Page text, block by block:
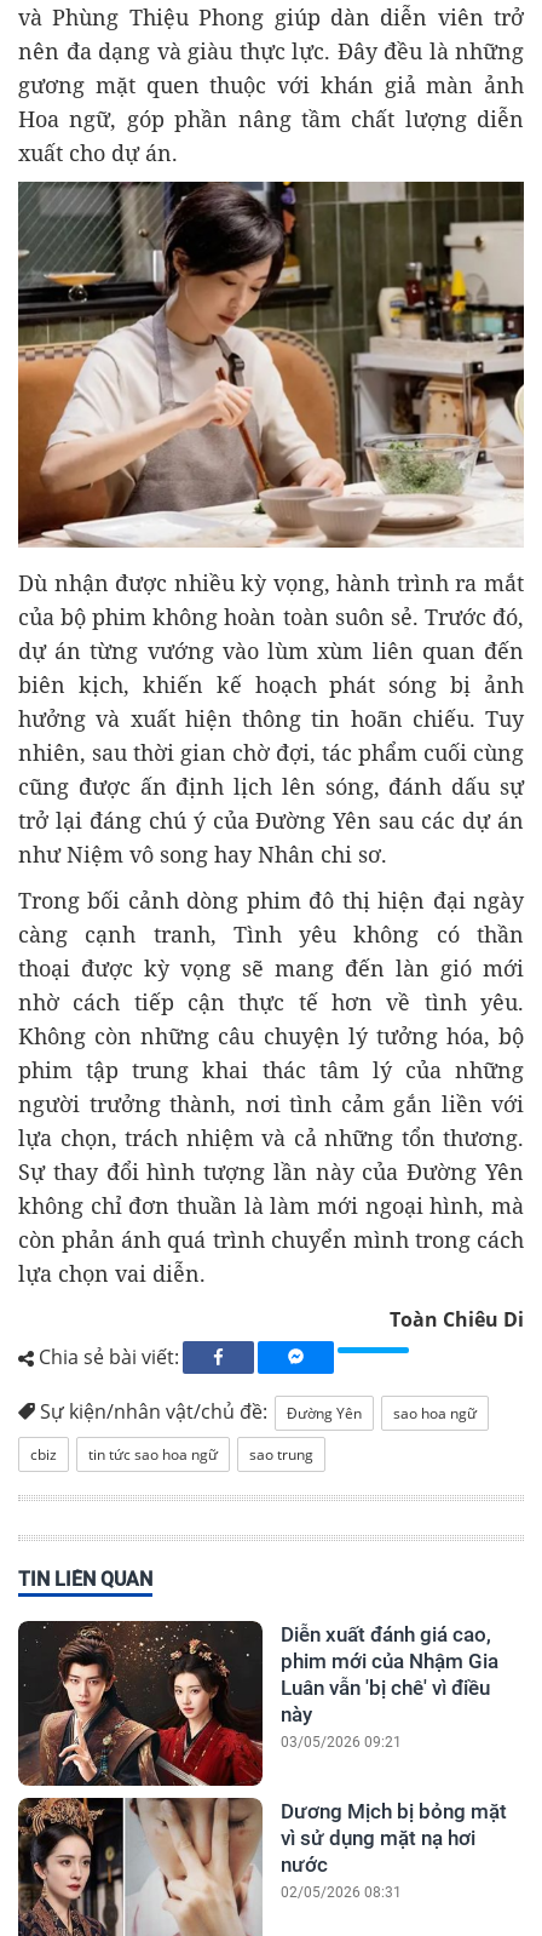
và Phùng Thiệu Phong giúp dàn diễn viên trở
nên đa dạng và giàu thực lực. Đây đều là những
gương mặt quen thuộc với khán giả màn ảnh
Hoa ngữ, góp phần nâng tầm chất lượng diễn
xuất cho dự án.
Dù nhận được nhiều kỳ vọng, hành trình ra mắt
của bộ phim không hoàn toàn suôn sẻ. Trước đó,
dự án từng vướng vào lùm xùm liên quan đến
biên kịch, khiến kế hoạch phát sóng bị ảnh
hưởng và xuất hiện thông tin hoãn chiếu. Tuy
nhiên, sau thời gian chờ đợi, tác phẩm cuối cùng
cũng được ấn định lịch lên sóng, đánh dấu sự
trở lại đáng chú ý của Đường Yên sau các dự án
như Niệm vô song hay Nhân chi sơ.
Trong bối cảnh dòng phim đô thị hiện đại ngày
càng cạnh tranh, Tình yêu không có thần
thoại được kỳ vọng sẽ mang đến làn gió mới
nhờ cách tiếp cận thực tế hơn về tình yêu.
Không còn những câu chuyện lý tưởng hóa, bộ
phim tập trung khai thác tâm lý của những
người trưởng thành, nơi tình cảm gắn liền với
lựa chọn, trách nhiệm và cả những tổn thương.
Sự thay đổi hình tượng lần này của Đường Yên
không chỉ đơn thuần là làm mới ngoại hình, mà
còn phản ánh quá trình chuyển mình trong cách
lựa chọn vai diễn.
Toàn Chiêu Di
Chia sẻ bài viết:
Sự kiện/nhân vật/chủ đề: Đường Yên
sao hoa ngữ
cbiz
tin tức sao hoa ngữ sao trung
TIN LIÊN QUAN
Diễn xuất đánh giá cao,
phim mới của Nhậm Gia
Luân vẫn 'bị chê' vì điều
này
03/05/2026 09:21
Dương Mịch bị bỏng mặt
vì sử dụng mặt nạ hơi
nước
02/05/2026 08:31